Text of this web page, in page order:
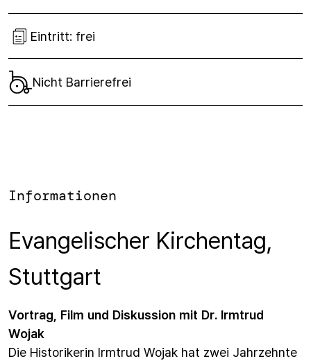
Eintritt: frei
Nicht Barrierefrei
Informationen
Evangelischer Kirchentag,
Stuttgart
Vortrag, Film und Diskussion mit Dr. Irmtrud
Wojak
Die Historikerin Irmtrud Wojak hat zwei Jahrzehnte